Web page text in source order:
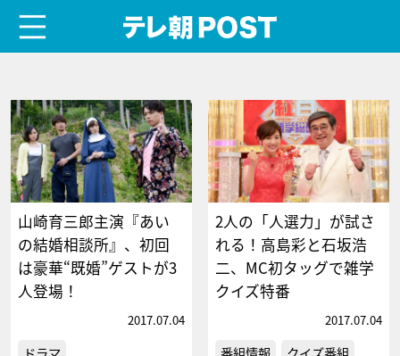
山崎育三郎主演『あい
の結婚相談所』、初回
は豪華“既婚”ゲストが3
人登場！
2017.07.04
2人の「人選力」が試さ
れる！高島彩と石坂浩
二、MC初タッグで雑学
クイズ特番
2017.07.04